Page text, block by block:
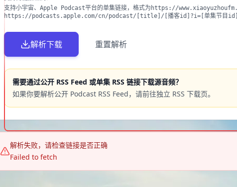
支持小宇宙、Apple Podcast平台的单集链接，格式为https://
https://podcasts.apple.com/cn/podcast/[title]/[播客id]?i=[单集节目id]
解析下载 重置解析
需要通过公开 RSS Feed 或单集 RSS 链接下载源音频？
如果你要解析公开 Podcast RSS Feed，请前往独立 RSS 下载页。
解析失败，请检查链接是否正确
Failed to fetch